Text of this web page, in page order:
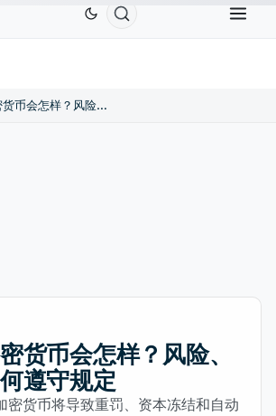
TetherUSDT ↑0.00%
不申报加密货币会怎样？风险、处罚和如何遵守规定
货币会怎样？风险、
遵守规定
密货币将导致重罚、资本冻结和自动